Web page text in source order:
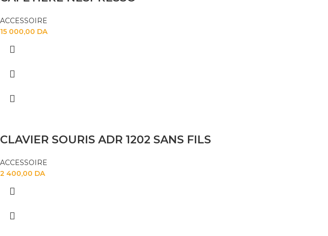
ACCESSOIRE
15 000,00 DA
CLAVIER SOURIS ADR 1202 SANS FILS
ACCESSOIRE
2 400,00 DA